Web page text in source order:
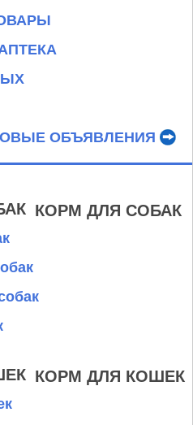
ОБЪЯВЛЕНИЯ
КОРМ ДЛЯ СОБАК
КОРМ ДЛЯ КОШЕК